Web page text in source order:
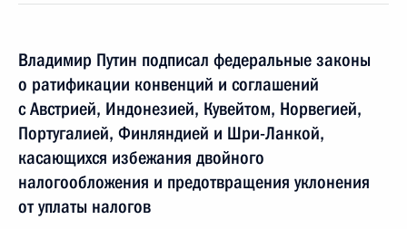
Владимир Путин подписал федеральные законы
о ратификации конвенций и соглашений
с Австрией, Индонезией, Кувейтом, Норвегией,
Португалией, Финляндией и Шри-Ланкой,
касающихся избежания двойного
налогообложения и предотвращения уклонения
от уплаты налогов